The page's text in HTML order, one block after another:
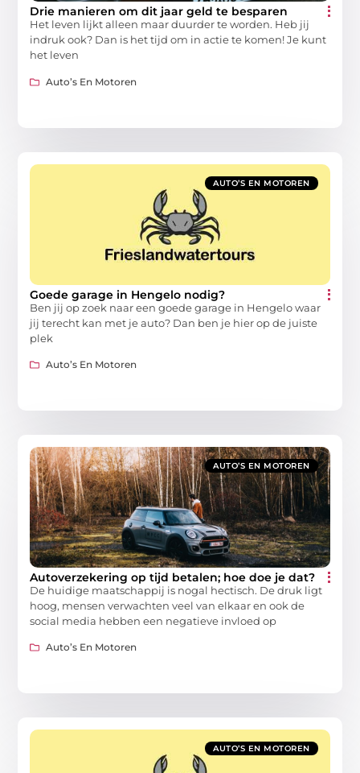
Drie manieren om dit jaar geld te besparen
Het leven lijkt alleen maar duurder te worden. Heb jij
indruk ook? Dan is het tijd om in actie te komen! Je kunt
het leven
Auto’s En Motoren
AUTO’S EN MOTOREN
Goede garage in Hengelo nodig?
Ben jij op zoek naar een goede garage in Hengelo waar
jij terecht kan met je auto? Dan ben je hier op de juiste
plek
Auto’s En Motoren
AUTO’S EN MOTOREN
Autoverzekering op tijd betalen; hoe doe je dat?
De huidige maatschappij is nogal hectisch. De druk ligt
hoog, mensen verwachten veel van elkaar en ook de
social media hebben een negatieve invloed op
Auto’s En Motoren
AUTO’S EN MOTOREN